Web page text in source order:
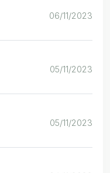
06/11/2023
05/11/2023
05/11/2023